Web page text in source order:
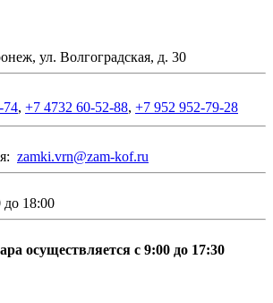
ул. Волгоградская, д. 30
74, +7 4732 60-52-88, +7 952 952-79-28
zamki.vrn@zam-kof.ru
до 18:00
осуществляется с 9:00 до 17:30